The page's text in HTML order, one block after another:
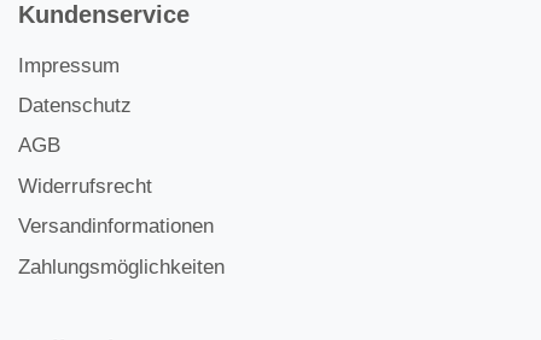
Kundenservice
Impressum
Datenschutz
AGB
Widerrufsrecht
Versandinformationen
Zahlungsmöglichkeiten